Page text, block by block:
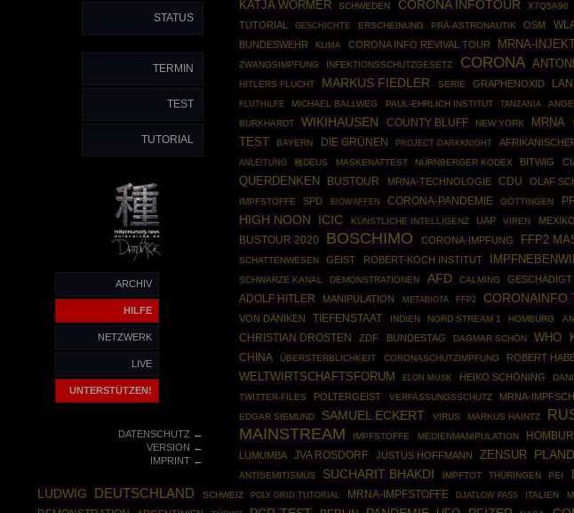
STATUS
TERMIN
TEST
TUTORIAL
ARCHIV
HILFE
NETZWERK
LIVE
UNTERSTÜTZEN!
DATENSCHUTZ←
VERSION ←
IMPRINT←
KATJA WÖRMER
SCHWEDEN CORONA INFOTOUR X7Q5A96
TUTORIAL
GESCHICHTE ERSCHEINUNG PRÄ-ASTRONAUTIK OSM
BUNDESWEHR KLIMA CORONA INFO REVIVAL TOUR MRNA-
ZWANGSIMPFUNG INFEKTIONSSCHUTZGESETZ CORONA
HITLERS FLUCHT
MARKUS FIEDLER SERIE GRAPHENOXID
FLUTHILFE MICHAEL BALLWEG PAUL-EHRLICH INSTITUT TANZANIA
BURKHARDT
WIKIHAUSEN COUNTY BLUFF NEW YORK MRNA
TEST
BAYERN DIE GRÜNEN PROJECT DARKKNIGHT
ANLEITUNG
種DEUS MASKENATTEST NÜRNBERGER KODEX BITWIG
QUERDENKEN BUSTOUR MRNA-TECHNOLOGIE CDU OLAF
IMPFSTOFFE
SPD BIOWAFFEN CORONA-PANDEMIE GÖTTINGEN
HIGH NOON ICIC KÜNSTLICHE INTELLIGENZ UAP VIREN MEXIKO
BUSTOUR 2020 BOSCHIMO CORONA-IMPFUNG FFP2
SCHATTENWESEN GEIST ROBERT-KOCH INSTITUT
SCHWARZE KANAL
DEMONSTRATIONEN AFD CALMING GESCHÄDIGT
ADOLF HITLER MANIPULATION METABIOTA FFP2 CORONAINFO
VON DÄNIKEN
TIEFENSTAAT INDIEN NORD STREAM 1 HOMBURG
CHRISTIAN DROSTEN ZDF BUNDESTAG DAGMAR SCHÖN WHO
CHINA ÜBERSTERBLICHKEIT CORONASCHUTZIMPFUNG ROBERT
WELTWIRTSCHAFTSFORUM ELON MUSK HEIKO SCHÖNING
TWITTER-FILES POLTERGEIST VERFASSUNGSSCHUTZ MRNA-
EDGAR SIEMUND SAMUEL ECKERT VIRUS MARKUS HAINTZ
MAINSTREAM
IMPFSTOFFE MEDIENMANIPULATION
LUMUMBA
JVA ROSDORF JUSTUS HOFFMANN ZENSUR
ANTISEMITISMUS SUCHARIT BHAKDI IMPFTOT THÜRINGEN PEI
LUDWIG
DEUTSCHLAND SCHWEIZ POLY GRID TUTORIAL MRNA-IMPFSTOFFE DJATLOW PASS ITALIEN